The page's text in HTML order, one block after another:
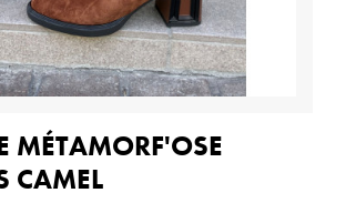
MÉTAMORF'OSE
CAMEL